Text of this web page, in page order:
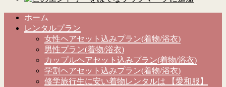
ホーム
レンタルプラン
女性ヘアセット込みプラン(着物/浴衣)
男性プラン(着物/浴衣)
カップルヘアセット込みプラン(着物/浴衣)
学割ヘアセット込みプラン(着物/浴衣)
修学旅行生に安い着物レンタルは 【愛和服】